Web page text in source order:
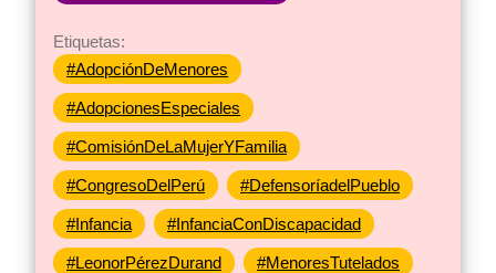
Etiquetas:
#AdopciónDeMenores
#AdopcionesEspeciales
#ComisiónDeLaMujerYFamilia
#CongresoDelPerú #DefensoríadelPueblo
#Infancia #InfanciaConDiscapacidad
#LeonorPérezDurand #MenoresTutelados